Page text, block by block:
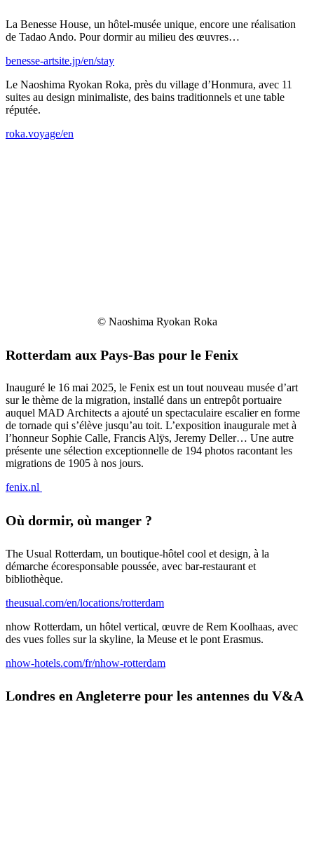
La Benesse House, un hôtel-musée unique, encore une réalisation
de Tadao Ando. Pour dormir au milieu des œuvres…
benesse-artsite.jp/en/stay
Le Naoshima Ryokan Roka, près du village d’Honmura, avec 11
suites au design minimaliste, des bains traditionnels et une table
réputée.
roka.voyage/en
© Naoshima Ryokan Roka
Rotterdam aux Pays-Bas pour le Fenix
Inauguré le 16 mai 2025, le Fenix est un tout nouveau musée d’art
sur le thème de la migration, installé dans un entrepôt portuaire
auquel MAD Architects a ajouté un spectaculaire escalier en forme
de tornade qui s’élève jusqu’au toit. L’exposition inaugurale met à
l’honneur Sophie Calle, Francis Alÿs, Jeremy Deller… Une autre
présente une sélection exceptionnelle de 194 photos racontant les
migrations de 1905 à nos jours.
fenix.nl
Où dormir, où manger ?
The Usual Rotterdam, un boutique-hôtel cool et design, à la
démarche écoresponsable poussée, avec bar-restaurant et
bibliothèque.
theusual.com/en/locations/rotterdam
nhow Rotterdam, un hôtel vertical, œuvre de Rem Koolhaas, avec
des vues folles sur la skyline, la Meuse et le pont Erasmus.
nhow-hotels.com/fr/nhow-rotterdam
Londres en Angleterre pour les antennes du V&A